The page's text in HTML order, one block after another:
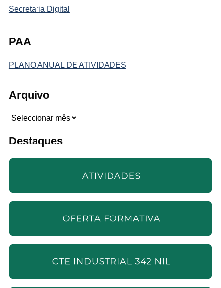
Secretaria Digital
PAA
PLANO ANUAL DE ATIVIDADES
Arquivo
Arquivo
Destaques